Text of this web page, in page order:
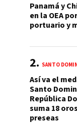
Panamá y
en la OEA
portuario y
SANTO
Así va el
Santo
República
suma 18
preseas